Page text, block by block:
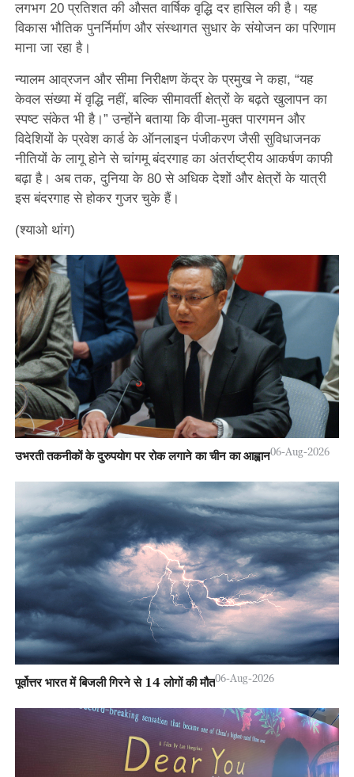
लगभग 20 प्रतिशत की औसत वार्षिक वृद्धि दर हासिल की है। यह
विकास भौतिक पुनर्निर्माण और संस्थागत सुधार के संयोजन का परिणाम
माना जा रहा है।
न्यालम आव्रजन और सीमा निरीक्षण केंद्र के प्रमुख ने कहा, “यह
केवल संख्या में वृद्धि नहीं, बल्कि सीमावर्ती क्षेत्रों के बढ़ते खुलापन का
स्पष्ट संकेत भी है।” उन्होंने बताया कि वीजा-मुक्त पारगमन और
विदेशियों के प्रवेश कार्ड के ऑनलाइन पंजीकरण जैसी सुविधाजनक
नीतियों के लागू होने से चांगमू बंदरगाह का अंतर्राष्ट्रीय आकर्षण काफी
बढ़ा है। अब तक, दुनिया के 80 से अधिक देशों और क्षेत्रों के यात्री
इस बंदरगाह से होकर गुजर चुके हैं।
(श्याओ थांग)
उभरती तकनीकों के दुरुपयोग पर रोक लगाने का चीन का आह्वान06-Aug-2026
पूर्वोत्तर भारत में बिजली गिरने से 14 लोगों की मौत06-Aug-2026